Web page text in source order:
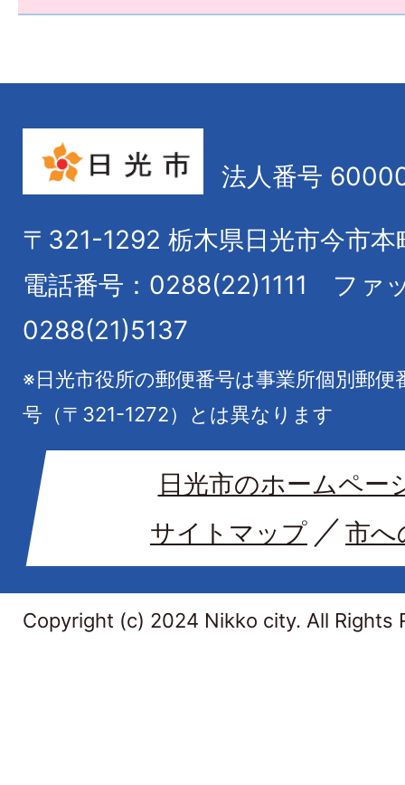
法人番号
〒321-1292 栃木県日光市今市本
電話番号：0288(22)1111
ファ
0288(21)5137
※日光市役所の郵便番号は事業所個別郵
号（〒321-1272）とは異なります
日光市のホームペー
サイトマップ
市へ
Copyright (c) 2024 Nikko city. All Rights